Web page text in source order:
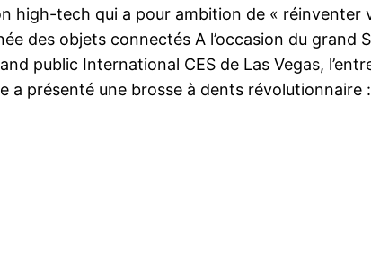
high-tech qui a pour ambition de « réinventer
des objets connectés A l’occasion du grand
public International CES de Las Vegas,
a présenté une brosse à dents révolutionnaire